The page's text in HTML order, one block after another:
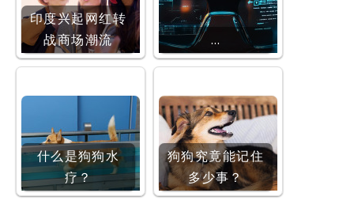
印度兴起网红转
战商场潮流
…
什么是狗狗水
疗？
狗狗究竟能记住
多少事？